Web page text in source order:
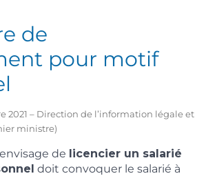
de
pour motif
2021 – Direction de l’information légale et
ministre)
de licencier un salarié
doit convoquer le salarié à